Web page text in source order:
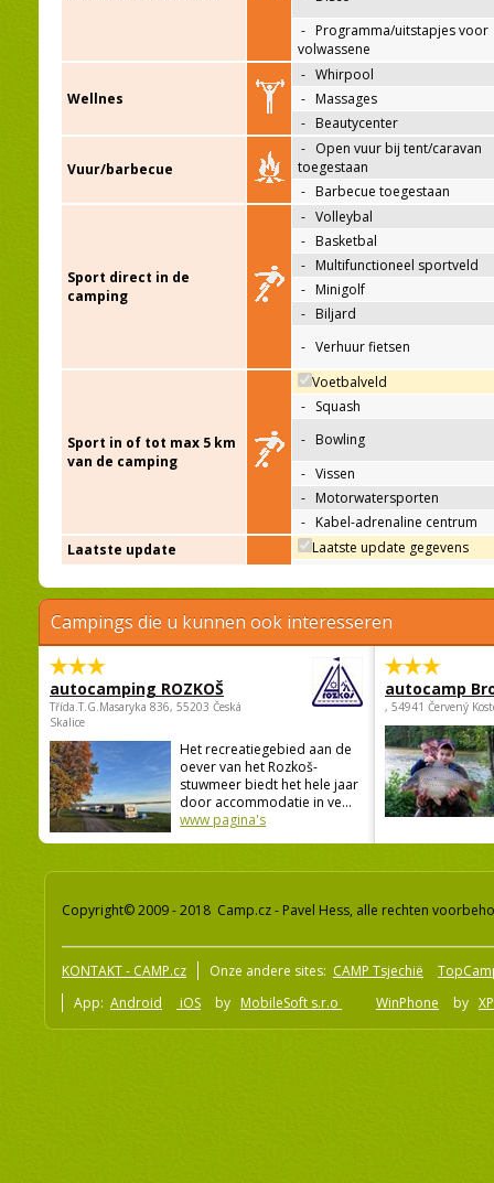
- Programma/uitstapjes voor
volwassene
Wellnes
- Whirpool
- Massages
- Beautycenter
Vuur/barbecue
- Open vuur bij tent/caravan
toegestaan
- Barbecue toegestaan
Sport direct in de
camping
- Volleybal
- Basketbal
- Multifunctioneel sportveld
- Minigolf
- Biljard
- Verhuur fietsen
Sport in of tot max 5 km
van de camping
Voetbalveld
- Squash
- Bowling
- Vissen
- Motorwatersporten
- Kabel-adrenaline centrum
Laatste update
Laatste update gegevens
Campings die u kunnen ook interesseren
autocamping ROZKOŠ
Třída.T.G.Masaryka 836, 55203 Česká
Skalice
Het recreatiegebied aan de
oever van het Rozkoš-
stuwmeer biedt het hele jaar
door accommodatie in ve...
www pagina's
autocamp
, 54941 Červený
Copyright© 2009 - 2018 Camp.cz - Pavel Hess, alle rechten
KONTAKT - CAMP.cz Onze andere sites: CAMP Tsjechië
App: Android iOS by MobileSoft s.r.o WinPhone by